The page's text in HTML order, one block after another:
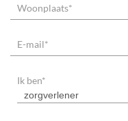
Woonplaats*
E-mail*
Ik ben*
zorgverlener